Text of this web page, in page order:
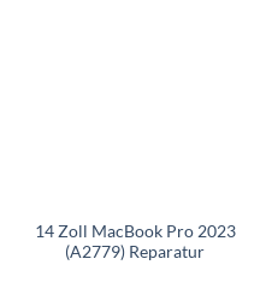
14 Zoll MacBook Pro 2023
(A2779) Reparatur